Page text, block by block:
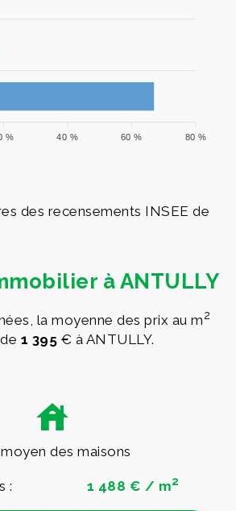
80 %
60 %
40 %
%
des recensements INSEE de
à ANTULLY
la moyenne des prix au m2
1 395 € à ANTULLY.
des maisons
: 1 488 € / m2